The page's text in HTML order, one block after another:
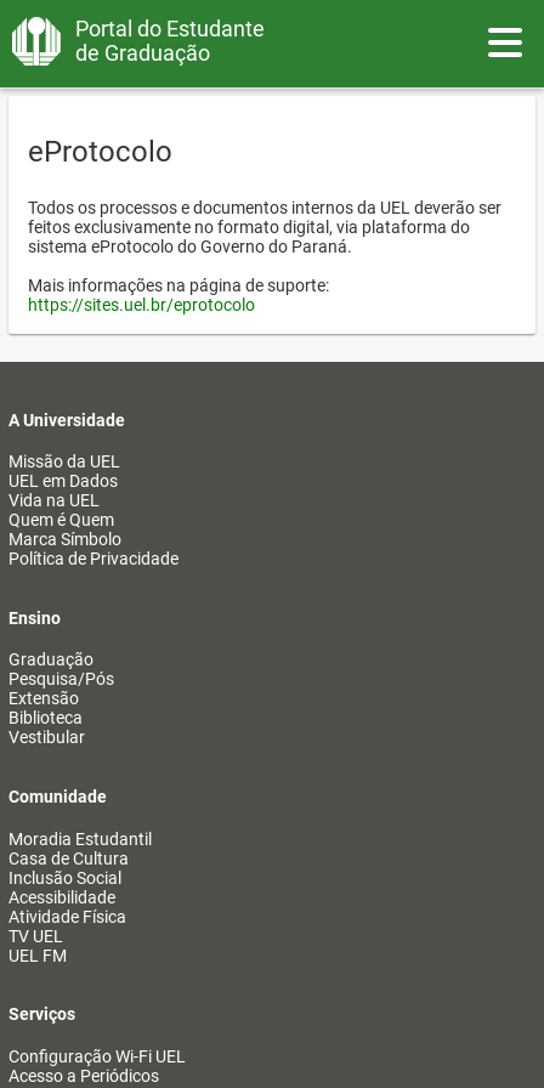
Portal do Estudante
de Graduação
eProtocolo
Todos os processos e documentos internos da UEL deverão ser
feitos exclusivamente no formato digital, via plataforma do
sistema eProtocolo do Governo do Paraná.
Mais informações na página de suporte:
https://sites.uel.br/eprotocolo
A Universidade
Missão da UEL
UEL em Dados
Vida na UEL
Quem é Quem
Marca Símbolo
Política de Privacidade
Ensino
Graduação
Pesquisa/Pós
Extensão
Biblioteca
Vestibular
Comunidade
Moradia Estudantil
Casa de Cultura
Inclusão Social
Acessibilidade
Atividade Física
TV UEL
UEL FM
Serviços
Configuração Wi-Fi UEL
Acesso a Periódicos